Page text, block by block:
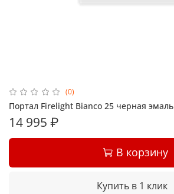
(0)
Портал Firelight Bianco 25 черная эмаль
14 995 ₽
В корзину
Купить в 1 клик